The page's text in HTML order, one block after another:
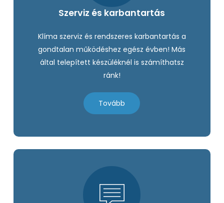
Szerviz és karbantartás
Klíma szerviz és rendszeres karbantartás a
gondtalan működéshez egész évben! Más
által telepített készüléknél is számíthatsz
ránk!
Tovább